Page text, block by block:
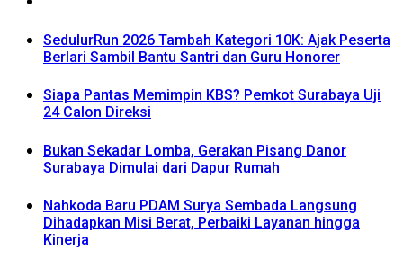
SedulurRun 2026 Tambah Kategori 10K: Ajak Peserta
Berlari Sambil Bantu Santri dan Guru Honorer
Siapa Pantas Memimpin KBS? Pemkot Surabaya Uji
24 Calon Direksi
Bukan Sekadar Lomba, Gerakan Pisang Danor
Surabaya Dimulai dari Dapur Rumah
Nahkoda Baru PDAM Surya Sembada Langsung
Dihadapkan Misi Berat, Perbaiki Layanan hingga
Kinerja